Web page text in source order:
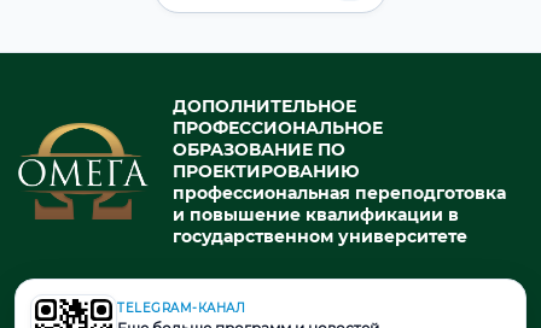
ДОПОЛНИТЕЛЬНОЕ
ПРОФЕССИОНАЛЬНОЕ
ОБРАЗОВАНИЕ ПО
ПРОЕКТИРОВАНИЮ
профессиональная переподготовка
и повышение квалификации в
государственном университете
© 2026. При использовании материалов портала активная ссылка
TELEGRAM-КАНАЛ